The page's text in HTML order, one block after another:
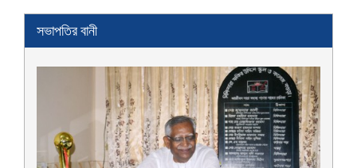
সভাপতির বানী